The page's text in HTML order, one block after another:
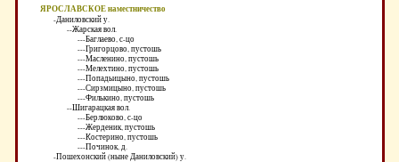
ЯРОСЛАВСКОЕ наместничество
-Даниловский у.
--Жарская вол.
---Баглаево, с-цо
---Григорцово, пустошь
---Масленино, пустошь
---Мелехтино, пустошь
---Попадьицыно, пустошь
---Сирзмицыно, пустошь
---Филькино, пустошь
--Шигарацкая вол.
---Берлюково, с-цо
---Жерденик, пустошь
---Костерино, пустошь
---Починок, д.
-Пошехонский (ныне Даниловский) у.